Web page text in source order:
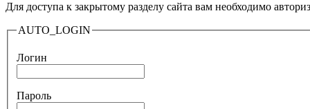
Для доступа к закрытому разделу сайта вам необходимо
AUTO_LOGIN
Логин
Пароль